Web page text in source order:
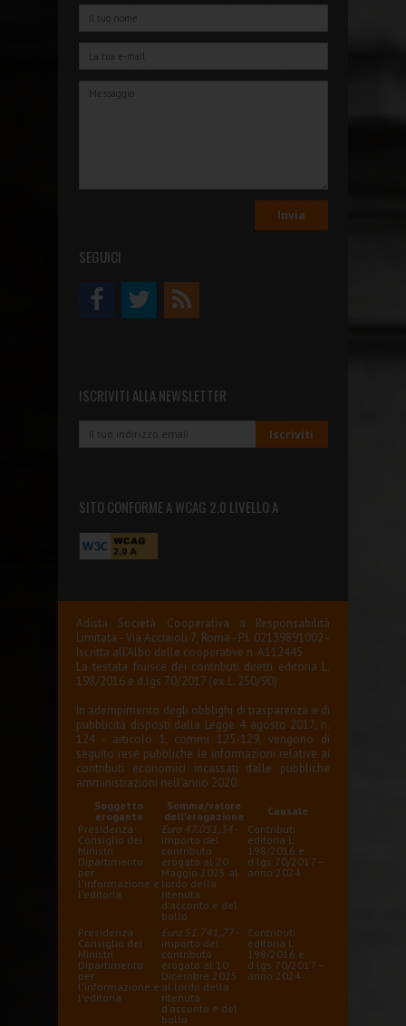
SEGUICI
ISCRIVITI ALLA NEWSLETTER
SITO CONFORME A WCAG 2.0 LIVELLO A
Adista Società Cooperativa a Responsabilità
Limitata - Via Acciaioli 7, Roma - P.I. 02139891002 -
Iscritta all'Albo delle cooperative n. A112445
La testata fruisce dei contributi diretti editoria L.
198/2016 e d.lgs 70/2017 (ex L. 250/90)
In adempimento degli obblighi di trasparenza e di
pubblicità disposti dalla Legge 4 agosto 2017, n.
124 - articolo 1, commi 125-129, vengono di
seguito rese pubbliche le informazioni relative ai
contributi economici incassati dalle pubbliche
amministrazioni nell'anno 2020:
Soggetto
erogante
Somma/valore
dell'erogazione
Causale
Presidenza
Consiglio dei
Ministri
Dipartimento
per
l'informazione e
l'editoria
Euro 47.051,34 -
importo del
contributo
erogato al 20
Maggio 2025 al
lordo della
ritenuta
d'acconto e del
bollo
Contributi
editoria L.
198/2016 e
d.lgs 70/2017 –
anno 2024
Presidenza
Consiglio dei
Ministri
Dipartimento
per
l'informazione e
l'editoria
Euro 51.741,77 -
importo del
contributo
erogato al 10
Dicembre 2025
al lordo della
ritenuta
d'acconto e del
bollo
Contributi
editoria L.
198/2016 e
d.lgs 70/2017 –
anno 2024